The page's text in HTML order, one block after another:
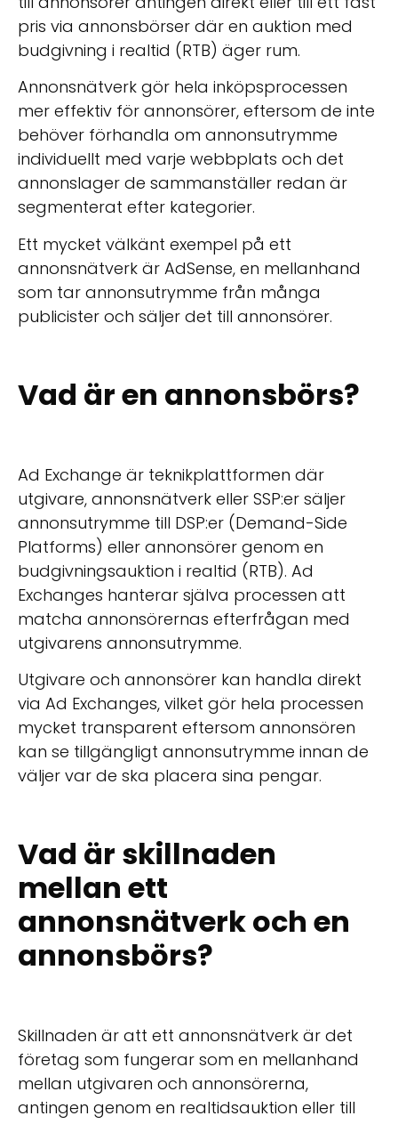
pris via annonsbörser där en auktion med
budgivning i realtid (RTB) äger rum.
Annonsnätverk gör hela inköpsprocessen
mer effektiv för annonsörer, eftersom de inte
behöver förhandla om annonsutrymme
individuellt med varje webbplats och det
annonslager de sammanställer redan är
segmenterat efter kategorier.
Ett mycket välkänt exempel på ett
annonsnätverk är AdSense, en mellanhand
som tar annonsutrymme från många
publicister och säljer det till annonsörer.
Vad är en annonsbörs?
Ad Exchange är teknikplattformen där
utgivare, annonsnätverk eller SSP:er säljer
annonsutrymme till DSP:er (Demand-Side
Platforms) eller annonsörer genom en
budgivningsauktion i realtid (RTB). Ad
Exchanges hanterar själva processen att
matcha annonsörernas efterfrågan med
utgivarens annonsutrymme.
Utgivare och annonsörer kan handla direkt
via Ad Exchanges, vilket gör hela processen
mycket transparent eftersom annonsören
kan se tillgängligt annonsutrymme innan de
väljer var de ska placera sina pengar.
Vad är skillnaden
mellan ett
annonsnätverk och en
annonsbörs?
Skillnaden är att ett annonsnätverk är det
företag som fungerar som en mellanhand
mellan utgivaren och annonsörerna,
antingen genom en realtidsauktion eller till